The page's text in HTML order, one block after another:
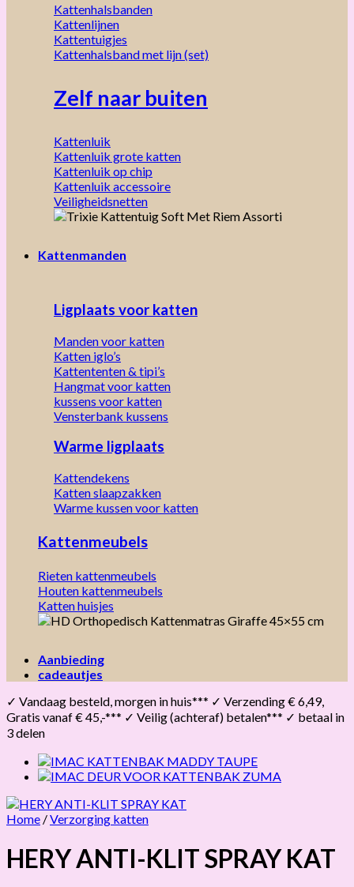
Kattenhalsbanden
Kattenlijnen
Kattentuigjes
Kattenhalsband met lijn (set)
Zelf naar buiten
Kattenluik
Kattenluik grote katten
Kattenluik op chip
Kattenluik accessoire
Veiligheidsnetten
Kattenmanden
Ligplaats voor katten
Manden voor katten
Katten iglo’s
Kattententen & tipi’s
Hangmat voor katten
kussens voor katten
Vensterbank kussens
Warme ligplaats
Kattendekens
Katten slaapzakken
Warme kussen voor katten
Kattenmeubels
Rieten kattenmeubels
Houten kattenmeubels
Katten huisjes
Aanbieding
cadeautjes
✓ Vandaag besteld, morgen in huis*** ✓ Verzending € 6,49,
Gratis vanaf € 45,-*** ✓ Veilig (achteraf) betalen*** ✓ betaal in
3 delen
Home /Verzorging katten
HERY ANTI-KLIT SPRAY KAT